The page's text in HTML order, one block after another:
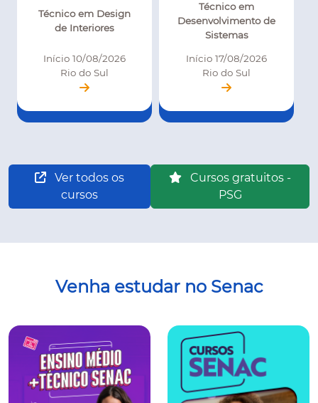
Técnico em Design
de Interiores
Início 10/08/2026
Rio do Sul
Técnico em
Desenvolvimento de
Sistemas
Início 17/08/2026
Rio do Sul
Ver todos os
cursos
Cursos gratuitos -
PSG
Venha estudar no Senac